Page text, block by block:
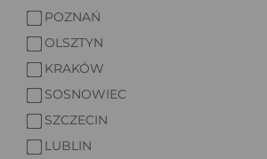
POZNAŃ
OLSZTYN
KRAKÓW
SOSNOWIEC
SZCZECIN
LUBLIN